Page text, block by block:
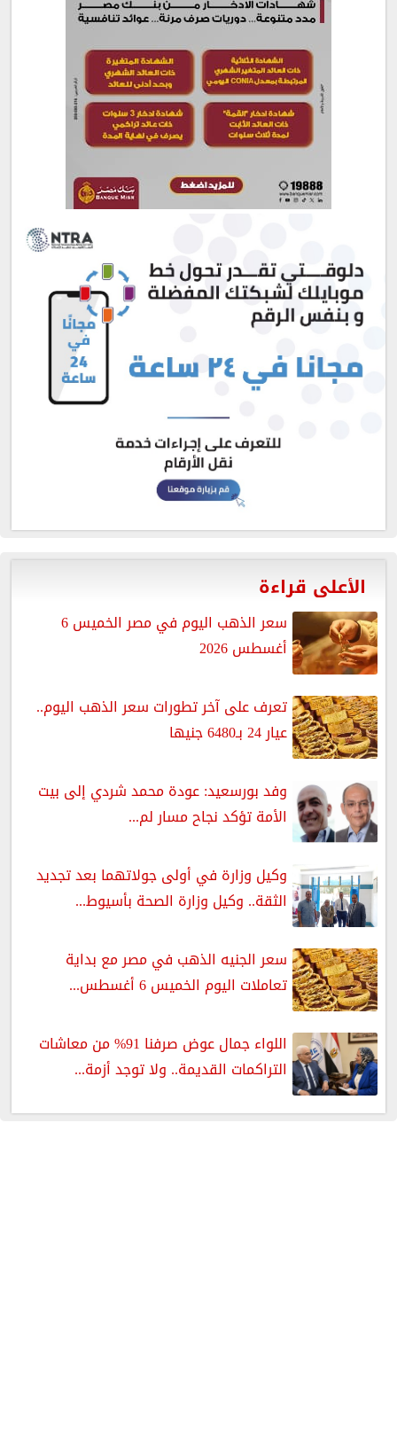
الأعلى قراءة
سعر الذهب اليوم في مصر الخميس 6
أغسطس 2026
تعرف على آخر تطورات سعر الذهب اليوم..
عيار 24 بـ6480 جنيها
وفد بورسعيد: عودة محمد شردي إلى بيت
الأمة تؤكد نجاح مسار لم...
وكيل وزارة في أولى جولاتهما بعد تجديد
الثقة.. وكيل وزارة الصحة بأسيوط...
سعر الجنيه الذهب في مصر مع بداية
تعاملات اليوم الخميس 6 أغسطس...
اللواء جمال عوض صرفنا 91% من معاشات
التراكمات القديمة.. ولا توجد أزمة...